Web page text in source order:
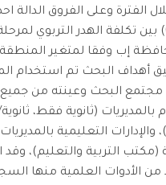
الفترة وعلى الفروق الدالة
مستوى دلالة (0.05) بين تكلفة الهدر التربوي
إب وفقا لمتغير
أهداف البحث تم استخدام
مجتمع البحث وعينته من
بالمديريات (ثانوية فقط،
التعليمية
(مكتب التربية والتعليم)،
من الأدوات العلمية منها